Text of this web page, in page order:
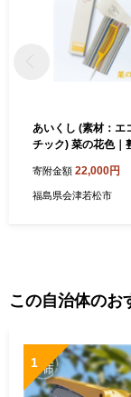
あいくし (素材：エ
チック) 菜の花色｜
寄附金額 22,000円
福島県会津若松市
この自治体のお
1